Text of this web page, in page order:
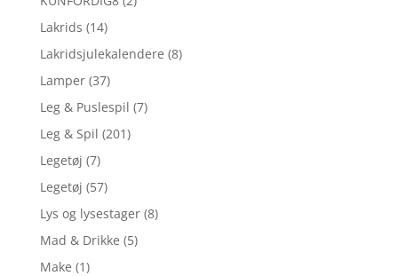
Lakrids (14)
Lakridsjulekalendere (8)
Lamper (37)
Leg & Puslespil (7)
Leg & Spil (201)
Legetøj (7)
Legetøj (57)
Lys og lysestager (8)
Mad & Drikke (5)
Make (1)